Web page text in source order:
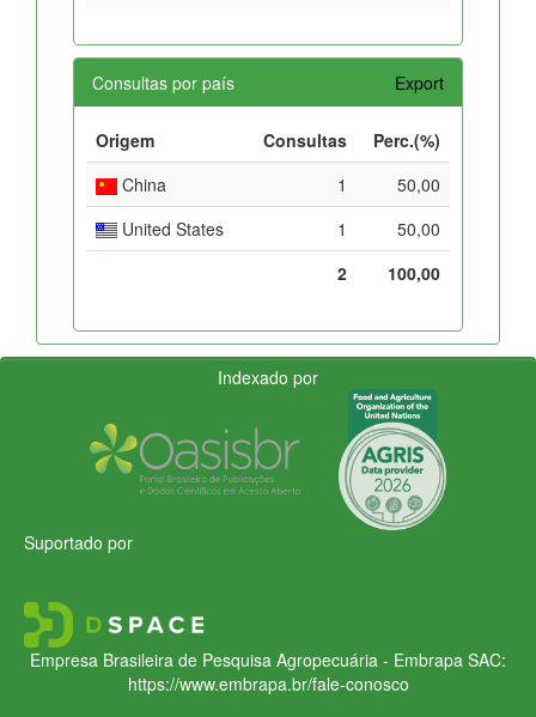
Consultas por país Export
Origem Consultas
Perc.(%)
China
1
50,00
United States
1
50,00
2
100,00
Indexado por
Suportado por
Empresa Brasileira de Pesquisa Agropecuária - Embrapa SAC:
https://www.embrapa.br/fale-conosco